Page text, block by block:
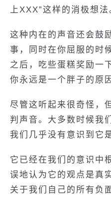
上XXX”这样的消极想法
这种内在的声音还会鼓
事，同时在你屈服的时
之后，吃些蛋糕奖励一
你永远是一个胖子的原
尽管这听起来很奇怪，
判声音。大多数时候我
我们几乎没有意识到它
它已经在我们的意识中
误地认为它的观点是真
关于我们自己的所有负